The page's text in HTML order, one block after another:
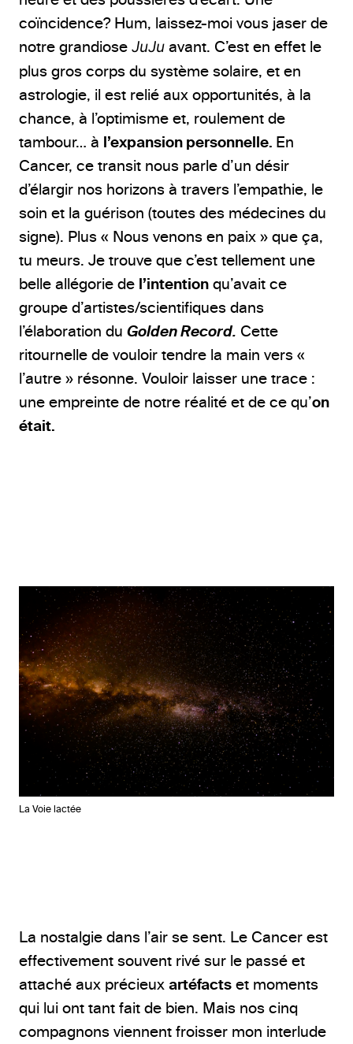
coïncidence? Hum, laissez-moi vous jaser de
notre grandiose JuJu avant. C’est en effet le
plus gros corps du système solaire, et en
astrologie, il est relié aux opportunités, à la
chance, à l’optimisme et, roulement de
tambour… à l’expansion personnelle. En
Cancer, ce transit nous parle d’un désir
d’élargir nos horizons à travers l’empathie, le
soin et la guérison (toutes des médecines du
signe). Plus « Nous venons en paix » que ça,
tu meurs. Je trouve que c’est tellement une
belle allégorie de l’intention qu’avait ce
groupe d’artistes/scientifiques dans
l’élaboration du Golden Record. Cette
ritournelle de vouloir tendre la main vers «
l’autre » résonne. Vouloir laisser une trace :
une empreinte de notre réalité et de ce qu’on
était.
La Voie lactée
La nostalgie dans l’air se sent. Le Cancer est
effectivement souvent rivé sur le passé et
attaché aux précieux artéfacts et moments
qui lui ont tant fait de bien. Mais nos cinq
compagnons viennent froisser mon interlude